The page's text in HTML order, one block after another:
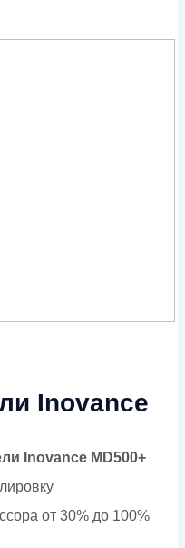
Inovance
Inovance MD500+
от 30% до 100%